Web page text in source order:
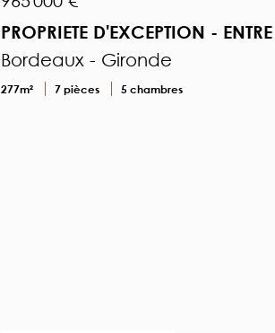
PROPRIETE D'EXCEPTION -
Bordeaux - Gironde
277m² 7 pièces 5 chambres